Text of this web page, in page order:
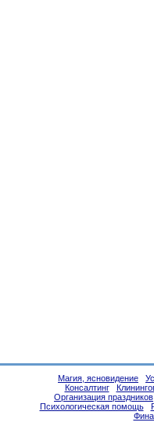
Магия, ясновидение
Консалтинг
Организация праздников
Психологическая помощь